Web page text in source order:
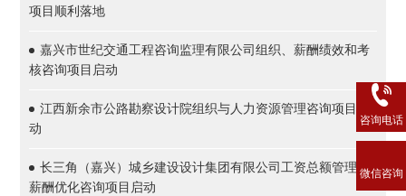
项目顺利落地
嘉兴市世纪交通工程咨询监理有限公司组织、薪酬绩效和考
核咨询项目启动
江西新余市公路勘察设计院组织与人力资源管理咨询项目启
动
长三角（嘉兴）城乡建设设计集团有限公司工资总额管理和
薪酬优化咨询项目启动
咨询电话
微信咨询